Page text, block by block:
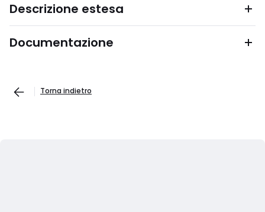
Descrizione estesa
Documentazione
Torna indietro